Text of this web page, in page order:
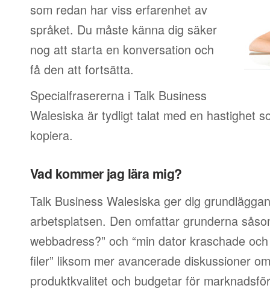
som redan har viss erfarenhet av
språket. Du måste känna dig säker
nog att starta en konversation och
få den att fortsätta.
Specialfrasererna i Talk Business
Walesiska är tydligt talat med en hastighet
kopiera.
Vad kommer jag lära mig?
Talk Business Walesiska ger dig
arbetsplatsen. Den omfattar grunderna
webbadress?” och “min dator kraschade
filer” liksom mer avancerade diskussioner
produktkvalitet och budgetar för